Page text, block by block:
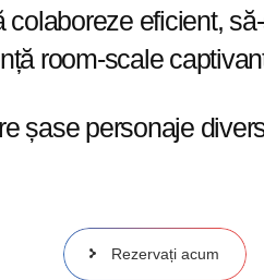
eficient,
room-scale
șase personaje
Rezervați acum